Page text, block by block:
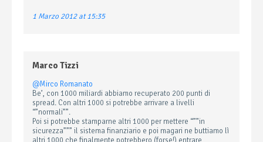
1 Marzo 2012 at 15:35
Marco Tizzi
@Mirco Romanato
Be’, con 1000 miliardi abbiamo recuperato 200 punti di
spread. Con altri 1000 si potrebbe arrivare a livelli
“”normali””.
Poi si potrebbe stamparne altri 1000 per mettere “””in
sicurezza””” il sistema finanziario e poi magari ne buttiamo lì